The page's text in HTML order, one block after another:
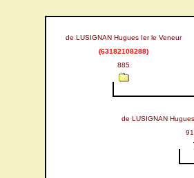
de LUSIGNAN Hugues Ier le Veneur
(63182108288)
885
de LUSIGNAN